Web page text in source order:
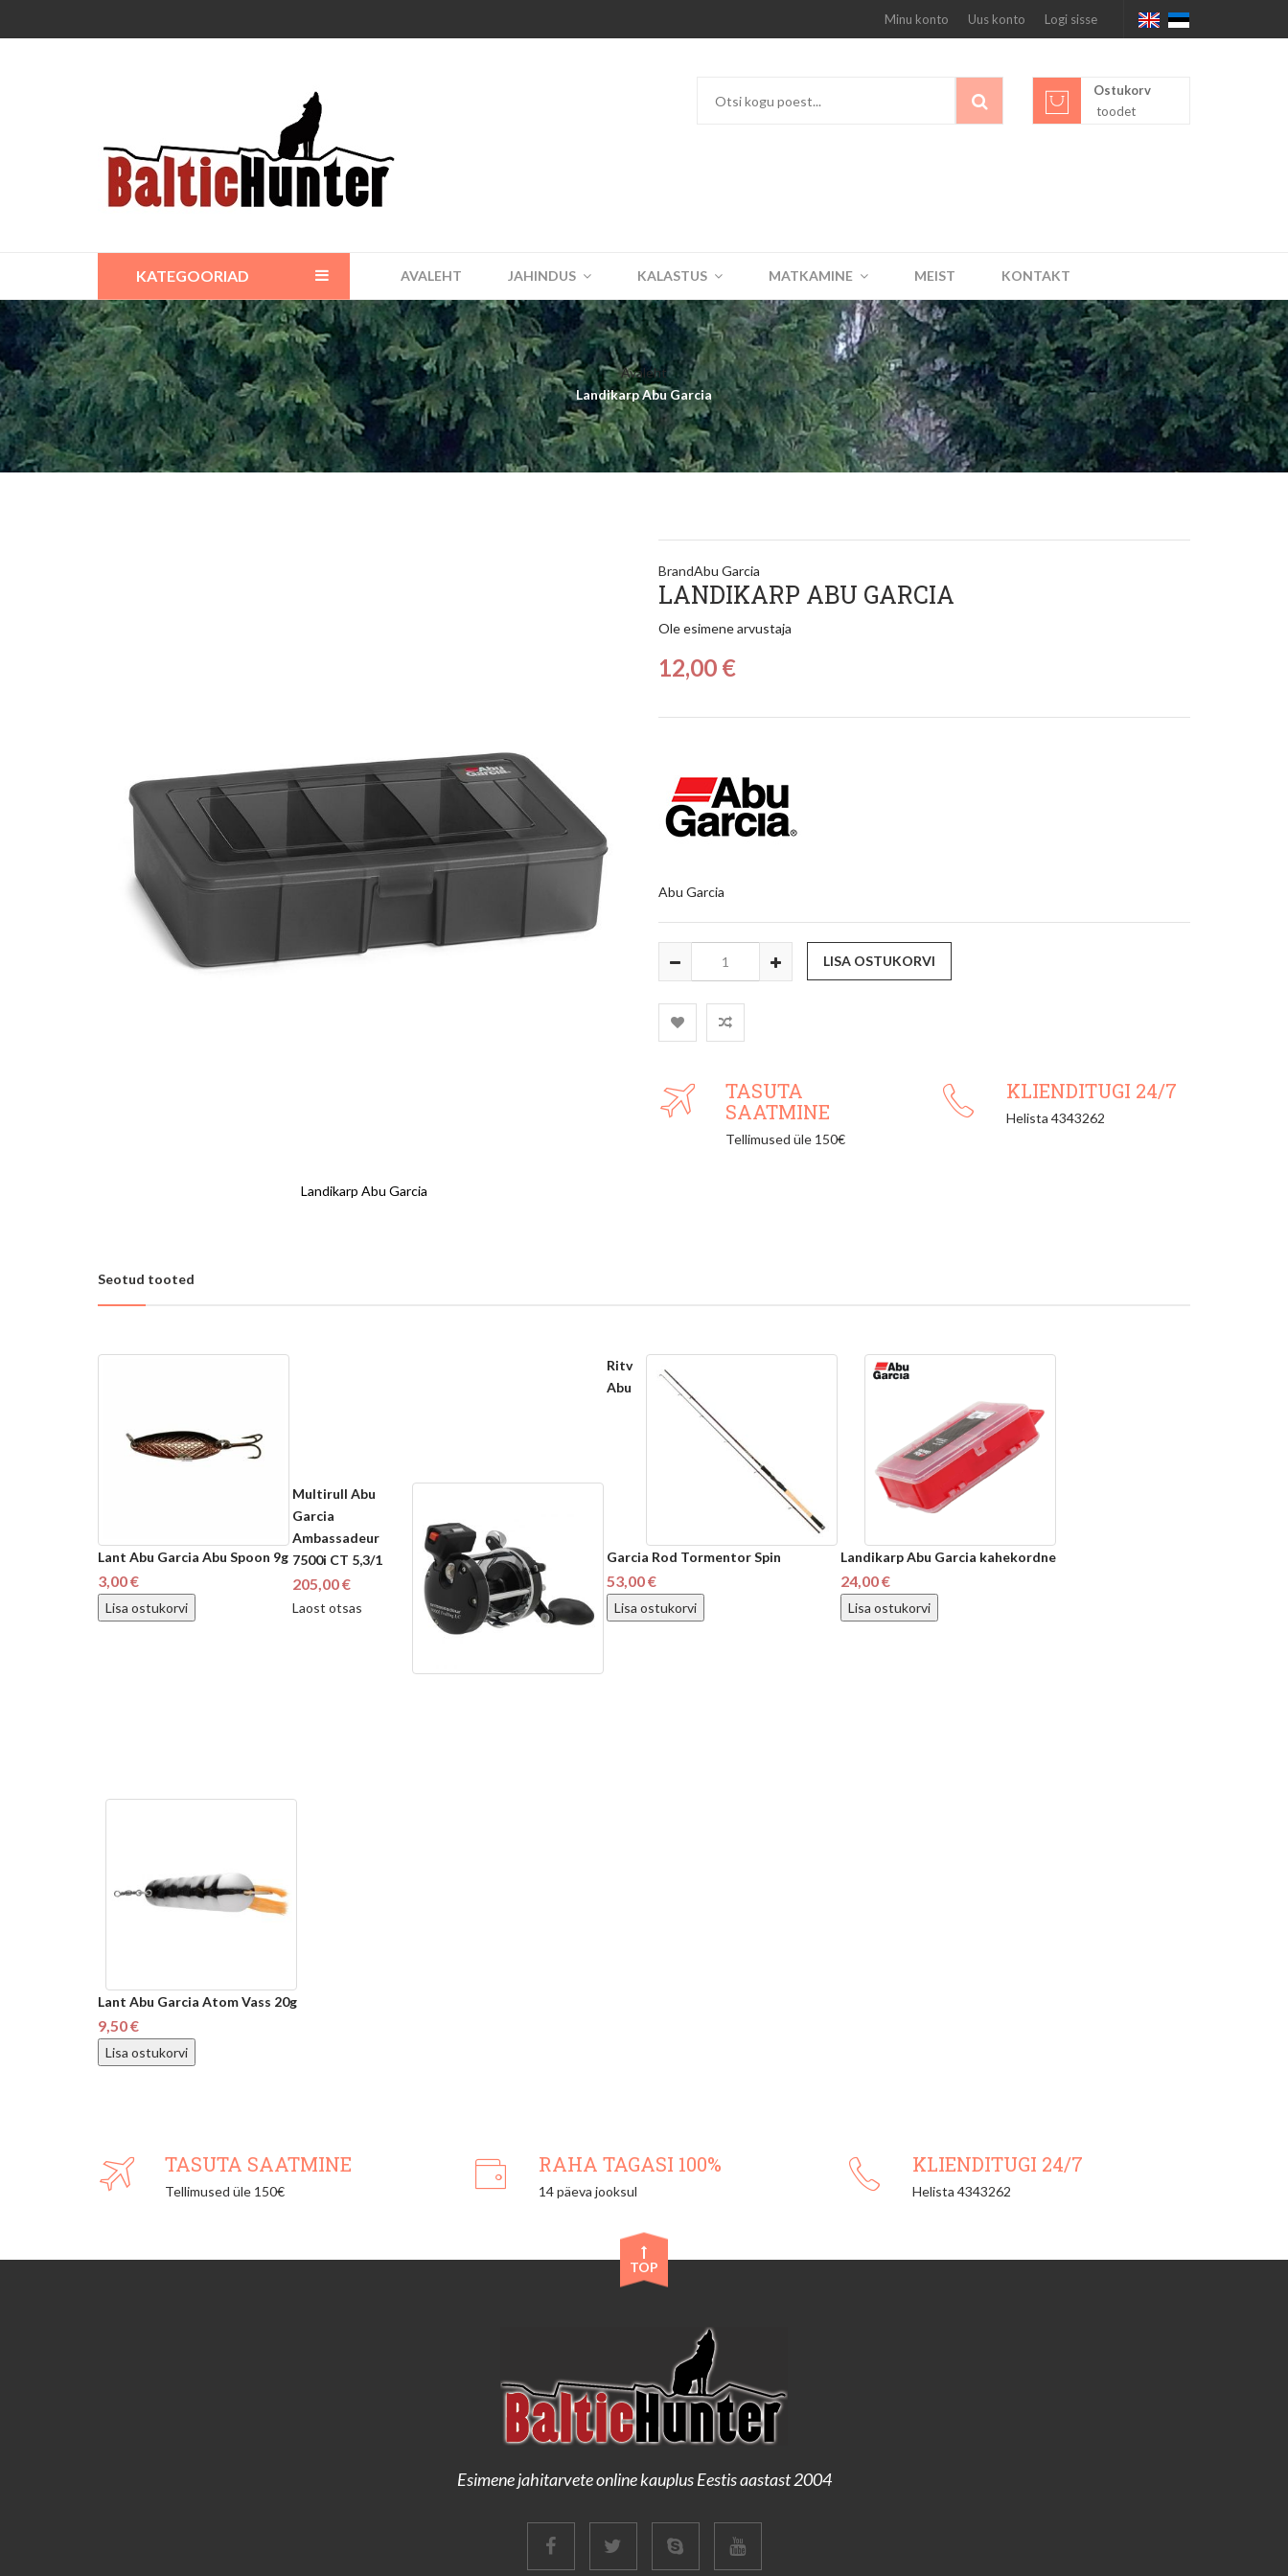
Minu konto Uus konto Logi sisse
Ostukorv
toodet
KATEGOORIAD AVALEHT JAHINDUS KALASTUS MATKAMINE MEIST KONTAKT
Avaleht
Landikarp Abu Garcia
Landikarp Abu Garcia
BrandAbu Garcia
LANDIKARP ABU GARCIA
Ole esimene arvustaja
12,00 €
Abu Garcia
LISA OSTUKORVI
TASUTA
SAATMINE
Tellimused üle 150€
KLIENDITUGI 24/7
Helista 4343262
Seotud tooted
Lant Abu Garcia Abu Spoon 9g
3,00 €
Lisa ostukorvi
Multirull Abu
Garcia
Ambassadeur
7500i CT 5,3/1
205,00 €
Laost otsas
Ritv
Abu
Garcia Rod Tormentor Spin
53,00 €
Lisa ostukorvi
Landikarp Abu Garcia kahekordne
24,00 €
Lisa ostukorvi
Lant Abu Garcia Atom Vass 20g
9,50 €
Lisa ostukorvi
TASUTA SAATMINE
Tellimused üle 150€
RAHA TAGASI 100%
14 päeva jooksul
KLIENDITUGI 24/7
Helista 4343262
TOP
Esimene jahitarvete online kauplus Eestis aastast 2004